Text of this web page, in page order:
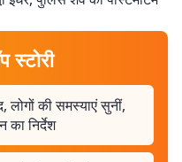
स्टोरी
लोगों की समस्याएं सुनीं,
का निर्देश